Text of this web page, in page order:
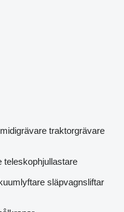
midigrävare traktorgrävare
teleskophjullastare
släpvagnsliftar